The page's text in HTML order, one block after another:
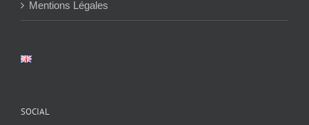
Mentions Légales
SOCIAL